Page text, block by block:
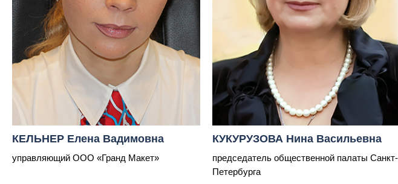
КЕЛЬНЕР Елена Вадимовна
управляющий ООО «Гранд Макет»
КУКУРУЗОВА Нина Васильевна
председатель общественной палаты Санкт-
Петербурга